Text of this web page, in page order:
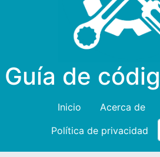
Guía de
Inicio Acerca de
Política de privacidad